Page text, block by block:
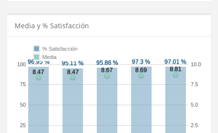
Media y % Satisfacción
25
50
75
100
2.5
5.0
7.5
10.0
% Satisfacción
Media